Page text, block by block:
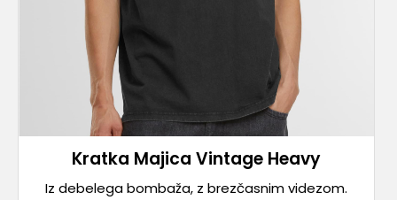
Kratka Majica Vintage Heavy
Iz debelega bombaža, z brezčasnim videzom.